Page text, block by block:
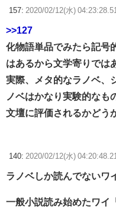
157: 2020/02/12(水)
>>127
化物語単品でみたら記号
はあるから文学寄りでは
実際、メタ的なラノベ、
ノベはかなり実験的なも
文壇に評価されるかどう
140: 2020/02/12(水)
ラノベしか読んでないワ
一般小説読み始めたワイ